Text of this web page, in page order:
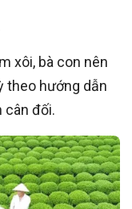
xôi, bà con nên
theo hướng dẫn
cân đối.